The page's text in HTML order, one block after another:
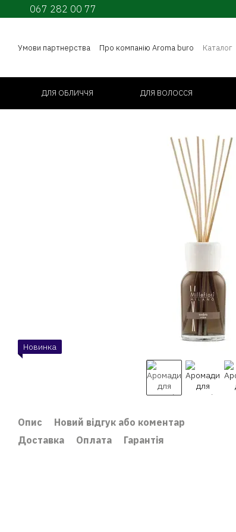
Перейти до основного контенту
067 282 00 77
Умови партнерства Про компанію Aroma buro Каталог
ДЛЯ ОБЛИЧЧЯ ДЛЯ ВОЛОССЯ
Новинка
Опис
Новий відгук або коментар
Доставка
Оплата Гарантія